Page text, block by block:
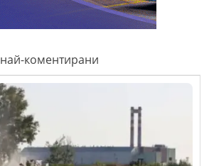
най-коментирани